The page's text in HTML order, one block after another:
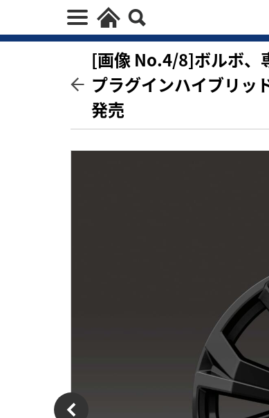
[画像 No.4/8]ボルボ、
プラグインハイブリ
発売